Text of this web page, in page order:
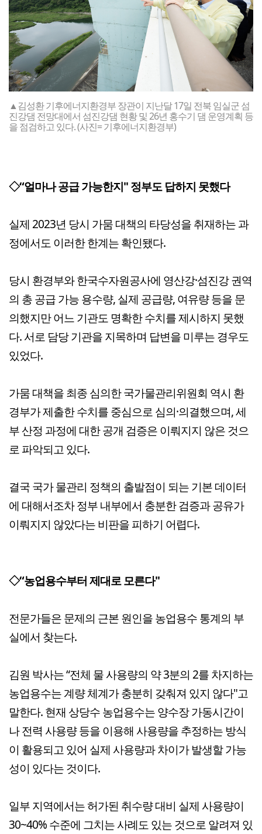
▲김성환 기후에너지환경부 장관이 지난달 17일 전북 임실군 섬
진강댐 전망대에서 섬진강댐 현황 및 26년 홍수기 댐 운영계획 등
을 점검하고 있다. (사진= 기후에너지환경부)
◇“얼마나 공급 가능한지" 정부도 답하지 못했다
실제 2023년 당시 가뭄 대책의 타당성을 취재하는 과
정에서도 이러한 한계는 확인됐다.
당시 환경부와 한국수자원공사에 영산강·섬진강 권역
의 총 공급 가능 용수량, 실제 공급량, 여유량 등을 문
의했지만 어느 기관도 명확한 수치를 제시하지 못했
다. 서로 담당 기관을 지목하며 답변을 미루는 경우도
있었다.
가뭄 대책을 최종 심의한 국가물관리위원회 역시 환
경부가 제출한 수치를 중심으로 심의·의결했으며, 세
부 산정 과정에 대한 공개 검증은 이뤄지지 않은 것으
로 파악되고 있다.
결국 국가 물관리 정책의 출발점이 되는 기본 데이터
에 대해서조차 정부 내부에서 충분한 검증과 공유가
이뤄지지 않았다는 비판을 피하기 어렵다.
◇“농업용수부터 제대로 모른다"
전문가들은 문제의 근본 원인을 농업용수 통계의 부
실에서 찾는다.
김원 박사는 “전체 물 사용량의 약 3분의 2를 차지하는
농업용수는 계량 체계가 충분히 갖춰져 있지 않다"고
말한다.현재 상당수 농업용수는 양수장 가동시간이
나 전력 사용량 등을 이용해 사용량을 추정하는 방식
이 활용되고 있어 실제 사용량과 차이가 발생할 가능
성이 있다는 것이다.
일부 지역에서는 허가된 취수량 대비 실제 사용량이
30~40% 수준에 그치는 사례도 있는 것으로 알려져 있